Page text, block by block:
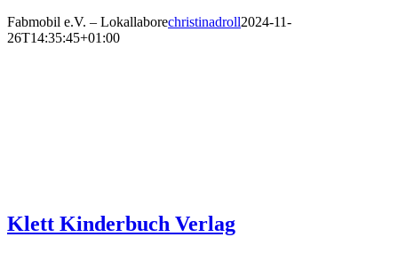
Fabmobil e.V. – Lokallaborechristinadroll2024-11-
26T14:35:45+01:00
Klett Kinderbuch Verlag